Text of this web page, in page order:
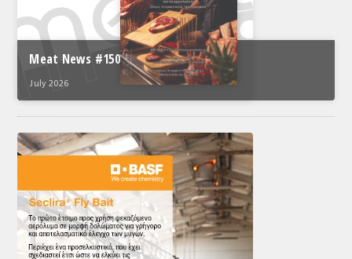
Meat News #150
July 2026